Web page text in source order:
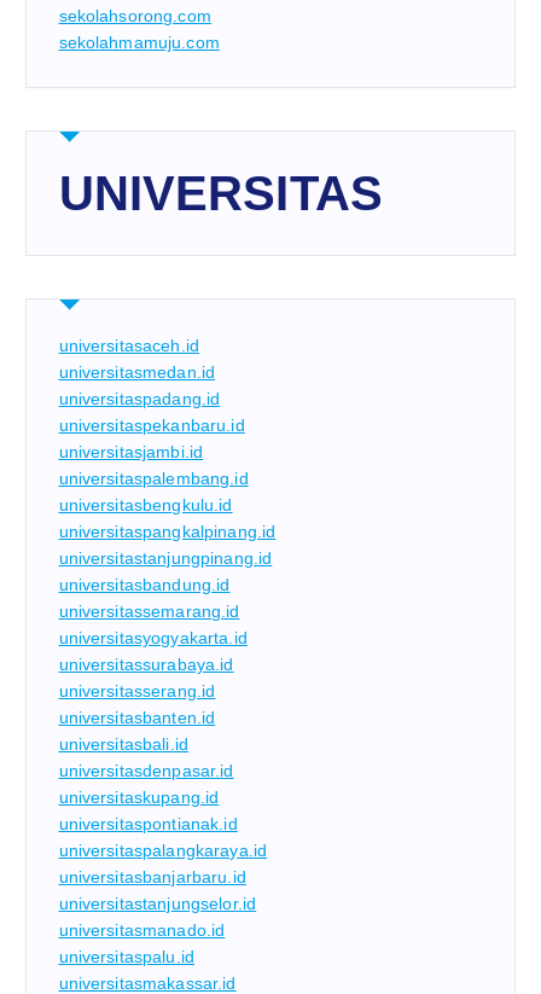
sekolahsorong.com
sekolahmamuju.com
UNIVERSITAS
universitasaceh.id
universitasmedan.id
universitaspadang.id
universitaspekanbaru.id
universitasjambi.id
universitaspalembang.id
universitasbengkulu.id
universitaspangkalpinang.id
universitastanjungpinang.id
universitasbandung.id
universitassemarang.id
universitasyogyakarta.id
universitassurabaya.id
universitasserang.id
universitasbanten.id
universitasbali.id
universitasdenpasar.id
universitaskupang.id
universitaspontianak.id
universitaspalangkaraya.id
universitasbanjarbaru.id
universitastanjungselor.id
universitasmanado.id
universitaspalu.id
universitasmakassar.id